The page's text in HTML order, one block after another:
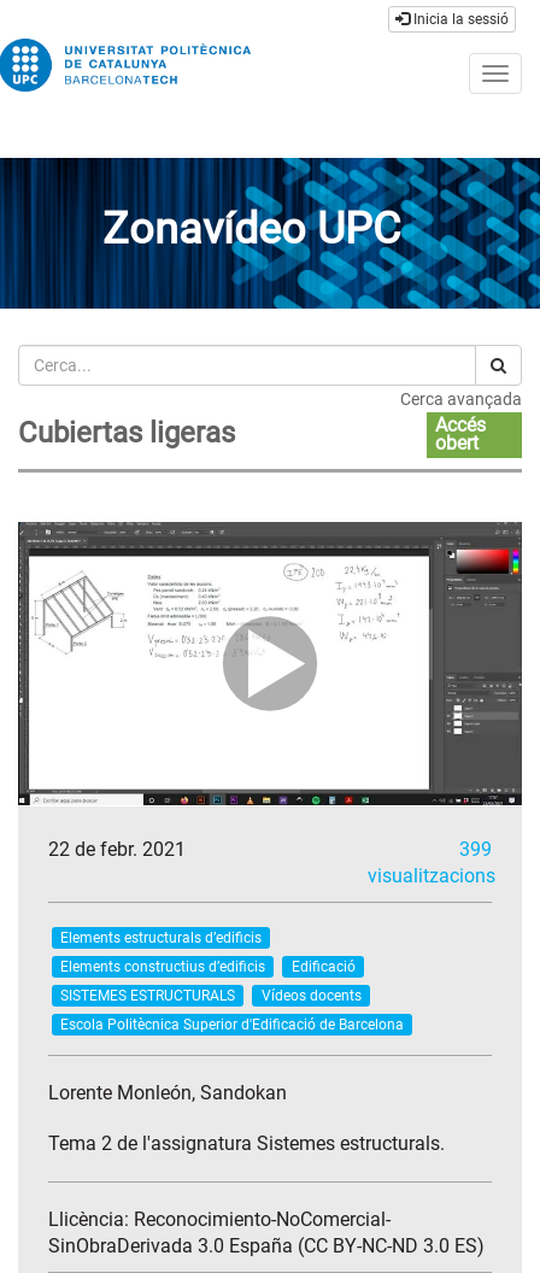
Inicia la sessió
Zonavídeo UPC
Cerca
Cerca avançada
Cubiertas ligeras
Accés
obert
22 de febr. 2021
399
visualitzacions
Elements estructurals d’edificis
Elements constructius d’edificis
Edificació
SISTEMES ESTRUCTURALS
Vídeos docents
Escola Politècnica Superior d'Edificació de Barcelona
Lorente Monleón, Sandokan
Tema 2 de l'assignatura Sistemes estructurals.
Llicència: Reconocimiento-NoComercial-
SinObraDerivada 3.0 España (CC BY-NC-ND 3.0 ES)